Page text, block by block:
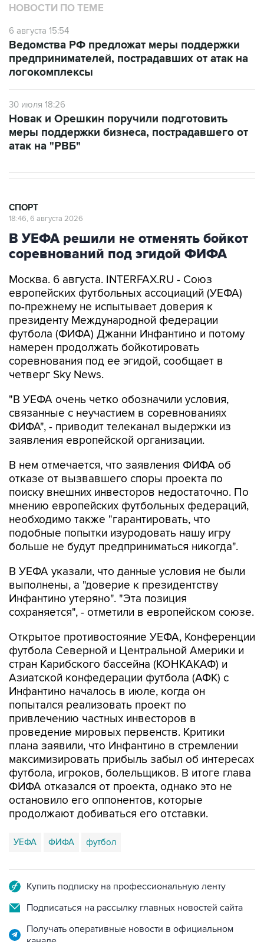
6 августа 15:54
предпринимателей, пострадавших от атак на
логокомплексы
меры поддержки бизнеса, пострадавшего от
атак на "РВБ"
В УЕФА решили не отменять бойкот
соревнований под эгидой ФИФА
Москва. 6 августа. INTERFAX.RU - Союз
по-прежнему не испытывает доверия к
президенту Международной федерации
футбола (ФИФА) Джанни Инфантино и потому
намерен продолжать бойкотировать
соревнования под ее эгидой, сообщает в
четверг Sky News.
"В УЕФА очень четко обозначили условия,
ФИФА", - приводит телеканал выдержки из
заявления европейской организации.
В нем отмечается, что заявления ФИФА об
поиску внешних инвесторов недостаточно. По
мнению европейских футбольных федераций,
необходимо также "гарантировать, что
подобные попытки изуродовать нашу игру
больше не будут предприниматься никогда".
В УЕФА указали, что данные условия не были
Инфантино утеряно". "Эта позиция
сохраняется", - отметили в европейском союзе.
Открытое противостояние УЕФА, Конференции
стран Карибского бассейна (КОНКАКАФ) и
Азиатской конфедерации футбола (АФК) с
Инфантино началось в июле, когда он
попытался реализовать проект по
привлечению частных инвесторов в
проведение мировых первенств. Критики
плана заявили, что Инфантино в стремлении
максимизировать прибыль забыл об интересах
футбола, игроков, болельщиков. В итоге глава
ФИФА отказался от проекта, однако это не
остановило его оппонентов, которые
продолжают добиваться его отставки.
УЕФА ФИФА футбол
Подписаться на рассылку главных новостей сайта
Получать оперативные новости в официальном